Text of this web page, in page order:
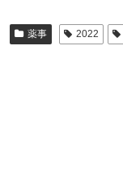
薬事 2022